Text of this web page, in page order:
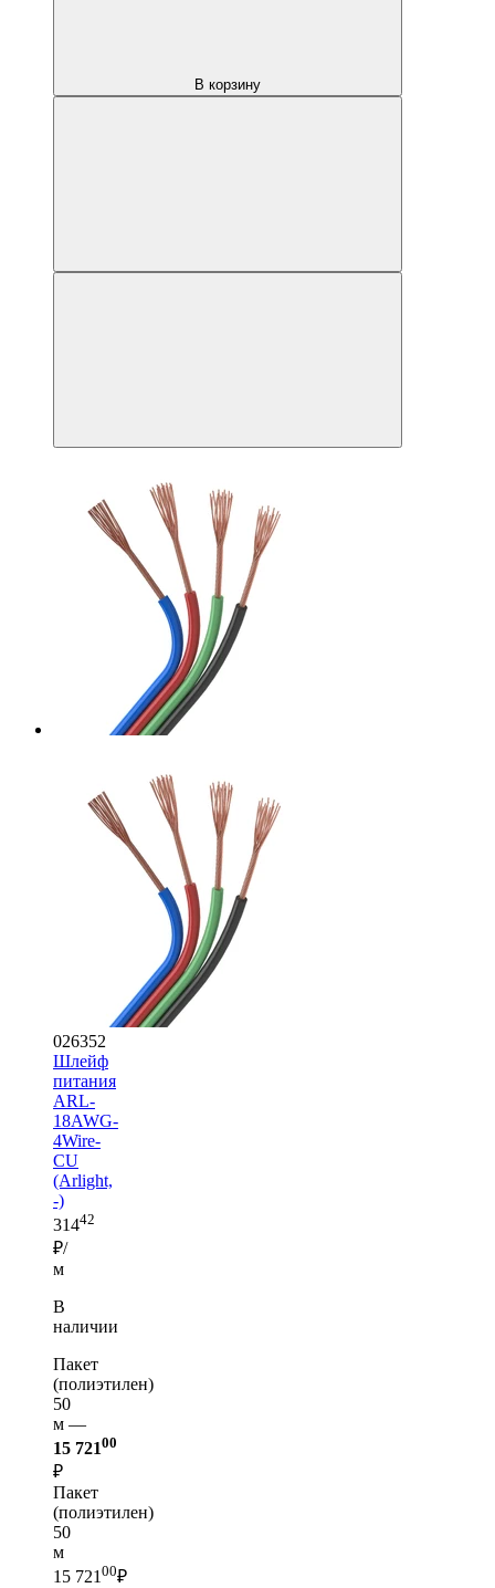
В корзину
026352
Шлейф
питания
ARL-
18AWG-
4Wire-
CU
(Arlight,
-)
31442
₽/
м
В
наличии
Пакет
(полиэтилен)
50
м —
15 72100
₽
Пакет
(полиэтилен)
50
м
15 72100₽